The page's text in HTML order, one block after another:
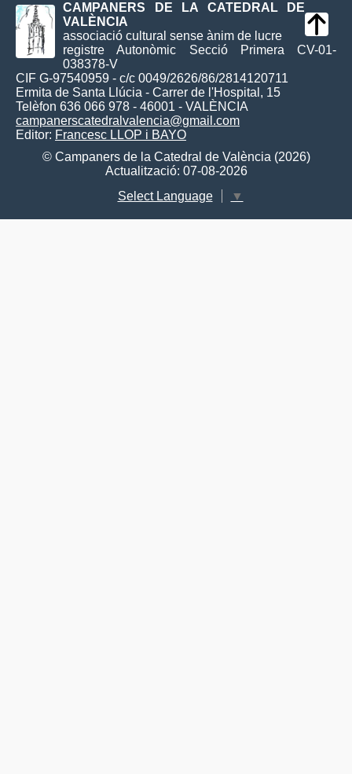
CAMPANERS DE LA CATEDRAL DE
VALÈNCIA
associació cultural sense ànim de lucre
registre Autonòmic Secció Primera CV-01-
038378-V
CIF G-97540959 - c/c 0049/2626/86/2814120711
Ermita de Santa Llúcia - Carrer de l'Hospital, 15
Telèfon 636 066 978 - 46001 - VALÈNCIA
campanerscatedralvalencia@gmail.com
Editor: Francesc LLOP i BAYO
© Campaners de la Catedral de València (2026)
Actualització: 07-08-2026
Select Language
▼